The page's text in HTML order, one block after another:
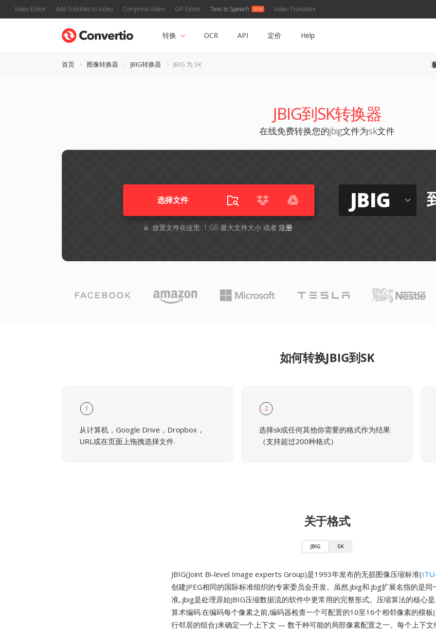
Video Editor Add Subtitles to Video Compress Video GIF Editor Text to Speech Video Translator
转换 OCR API 定价 Help
首页 图像转换器 JBIG转换器 JBIG 为 SK
JBIG到SK转换器
在线免费转换您的jbig文件为sk文件
选择文件
放置文件在这里. 1 GB 最大文件大小 或者 注册
JBIG
如何转换JBIG到SK
1
从计算机，Google Drive，Dropbox，
URL或在页面上拖拽选择文件.
2
选择sk或任何其他你需要的格式作为结果
（支持超过200种格式）
关于格式
JBIG SK
JBIG(Joint Bi-level Image experts Group)是1993年发布的无损图像压缩标准(
创建JPEG相同的国际标准组织的专家委员会开发。虽然.jbig和.jbg扩展名指的是同
准,.jbig是处理原始JBIG压缩数据流的软件中更常用的完整形式。压缩算法的核心
算术编码:在编码每个像素之前,编码器检查一个可配置的10至16个相邻像素的模板
行邻居的组合)来确定一个上下文 — 数千种可能的局部像素配置之一。每个上下文